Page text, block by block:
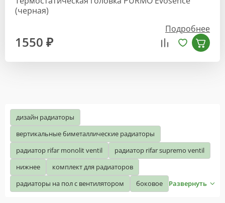
(черная)
Подробнее
1550 ₽
дизайн радиаторы
вертикальные биметаллические радиаторы
радиатор rifar monolit ventil
радиатор rifar supremo ventil
нижнее
комплект для радиаторов
радиаторы на пол с вентилятором
боковое Развернуть